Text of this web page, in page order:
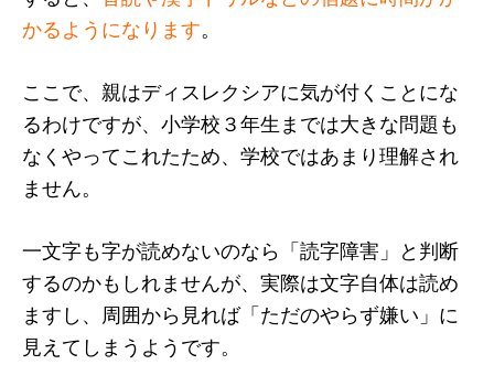
かるようになります。
ここで、親はディスレクシアに気が付くことにな
るわけですが、小学校３年生までは大きな問題も
なくやってこれたため、学校ではあまり理解され
ません。
一文字も字が読めないのなら「読字障害」と判断
するのかもしれませんが、実際は文字自体は読め
ますし、周囲から見れば「ただのやらず嫌い」に
見えてしまうようです。